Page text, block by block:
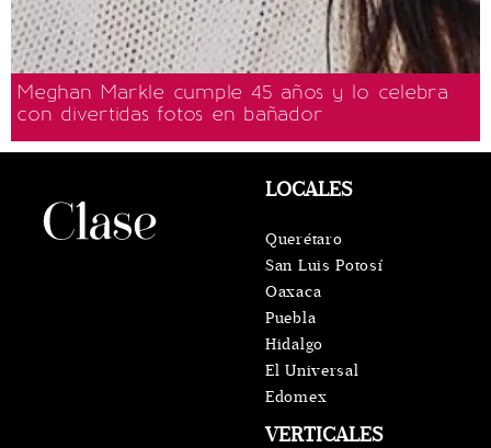
Meghan Markle cumple 45 años y lo celebra
con divertidas fotos en bañador
VERTICALES
LOCALES
Querétaro
San Luis Potosí
Oaxaca
Puebla
Hidalgo
El Universal
Edomex